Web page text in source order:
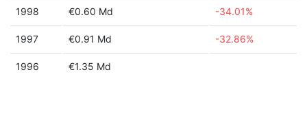
1998 €0.60 Md -34.01%
1997 €0.91 Md -32.86%
1996 €1.35 Md